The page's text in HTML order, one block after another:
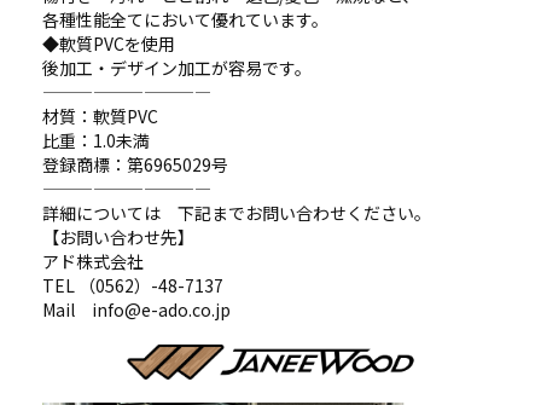
各種性能全てにおいて優れています。
◆軟質PVCを使用
後加工・デザイン加工が容易です。
——————————
材質：軟質PVC
比重：1.0未満
登録商標：第6965029号
——————————
詳細については 下記までお問い合わせください。
【お問い合わせ先】
アド株式会社
TEL （0562）-48-7137
Mail info@e-ado.co.jp